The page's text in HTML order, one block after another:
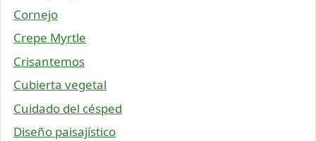
Cornejo
Crepe Myrtle
Crisantemos
Cubierta vegetal
Cuidado del césped
Diseño paisajístico